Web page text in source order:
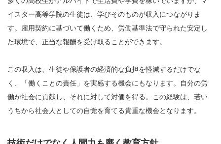
イスター高等学院の生徒は、学びそのものが収入につながりま
す。雇用契約に基づいて働くため、労働基準法で守られた安定し
た環境で、正当な報酬を受け取ることができます。
この収入は、生徒や保護者の経済的な負担を軽減するだけでな
く、「働くことの責任」を実感する機会にもなります。自分の労
働が社会に貢献し、それに対して対価を得る。この経験は、若い
うちから社会人としての自覚を育てる貴重な機会となります。